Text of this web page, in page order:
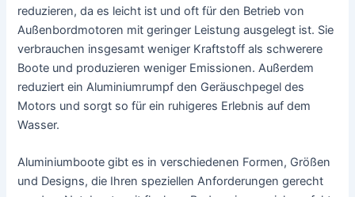
reduzieren, da es leicht ist und oft für den Betrieb von
Außenbordmotoren mit geringer Leistung ausgelegt ist. Sie
verbrauchen insgesamt weniger Kraftstoff als schwerere
Boote und produzieren weniger Emissionen. Außerdem
reduziert ein Aluminiumrumpf den Geräuschpegel des
Motors und sorgt so für ein ruhigeres Erlebnis auf dem
Wasser.
Aluminiumboote gibt es in verschiedenen Formen, Größen
und Designs, die Ihren speziellen Anforderungen gerecht